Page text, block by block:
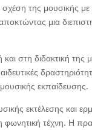
σχέση της μουσικής
μια
στη διδακτική της
εκπαίδευσης.
εκτέλεσης και
φωνητική τέχνη. Η